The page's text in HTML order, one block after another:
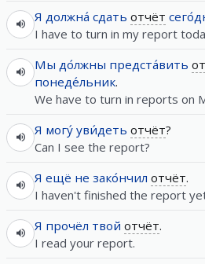
Я должна́ сдать отчёт
I have to turn in my report
Мы до́лжны предста́вить
понеде́льник.
We have to turn in reports on
Я могу́ уви́деть отчёт?
Can I see the report?
Я ещё не зако́нчил отчёт.
I haven't finished the report
Я прочёл твой отчёт.
I read your report.